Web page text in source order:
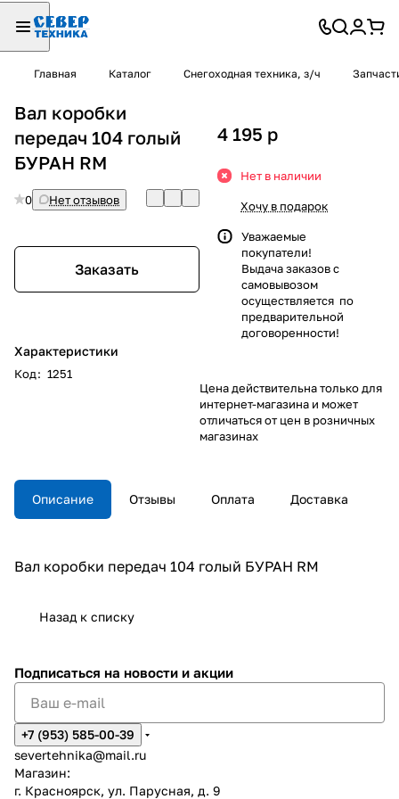
Главная Каталог Снегоходная техника, з/ч
Вал коробки
передач 104 голый
БУРАН RM
0 Нет отзывов
Заказать
Характеристики
Код: 1251
4 195 p
Нет в наличии
Хочу в подарок
Уважаемые
покупатели!
Выдача заказов с
самовывозом
осуществляется по
предварительной
договоренности!
Цена действительна только для
интернет-магазина и может
отличаться от цен в розничных
магазинах
Описание Отзывы Оплата Доставка
Вал коробки передач 104 голый БУРАН RM
Назад к списку
Подписаться на новости и акции
+7 (953) 585-00-39
severtehnika@mail.ru
Магазин:
г. Красноярск, ул. Парусная, д. 9